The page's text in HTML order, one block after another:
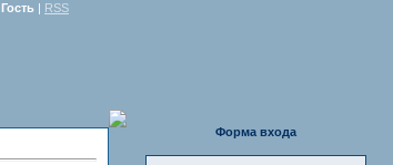
Гость | RSS
Форма входа